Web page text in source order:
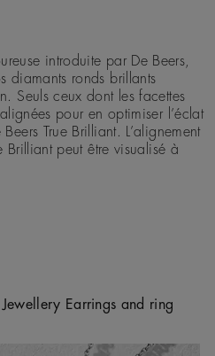
introduite par De Beers,
diamants ronds brillants
Seuls ceux dont les facettes
pour en optimiser l’éclat
True Brilliant. L’alignement
Brilliant peut être visualisé à